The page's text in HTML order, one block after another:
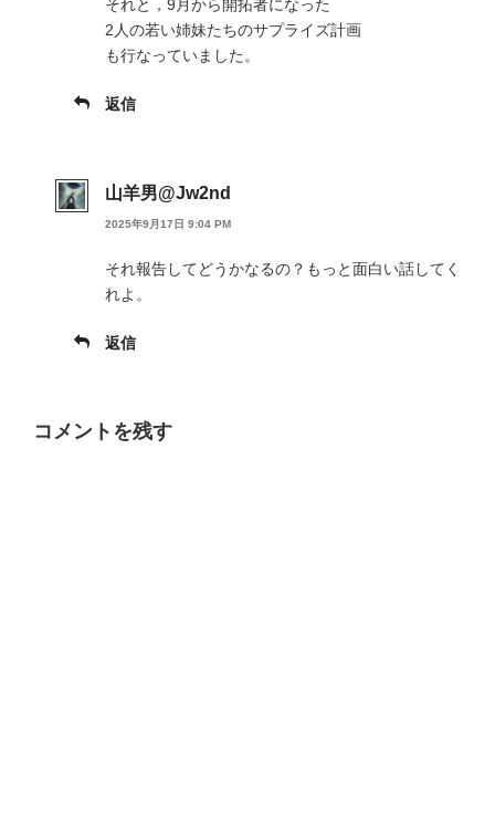
それと，9月から開拓者になった
2人の若い姉妹たちのサプライズ計画
も行なっていました。
返信
山羊男@Jw2nd
2025年9月17日 9:04 PM
それ報告してどうかなるの？もっと面白い話してく
れよ。
返信
コメントを残す